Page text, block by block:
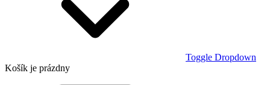
Toggle Dropdown
Košík je prázdny